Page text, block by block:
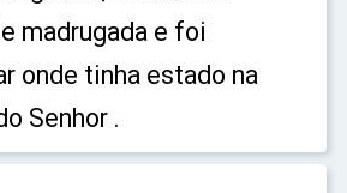
madrugada e foi
onde tinha estado na
Senhor .